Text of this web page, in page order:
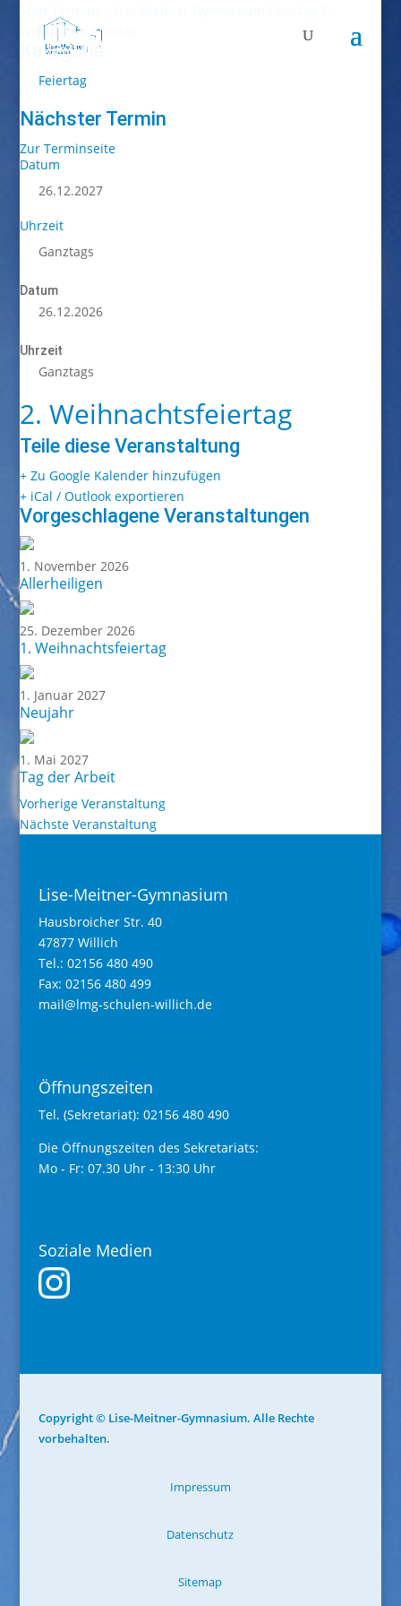
Weihnachtsfeiertag
Kategorie
Feiertag
Nächster Termin
Zur Terminseite
Datum
26.12.2027
Uhrzeit
Ganztags
Datum
26.12.2026
Uhrzeit
Ganztags
2. Weihnachtsfeiertag
Teile diese Veranstaltung
+ Zu Google Kalender hinzufügen
+ iCal / Outlook exportieren
Vorgeschlagene Veranstaltungen
1. November 2026
Allerheiligen
25. Dezember 2026
1. Weihnachtsfeiertag
1. Januar 2027
Neujahr
1. Mai 2027
Tag der Arbeit
Vorherige Veranstaltung
Nächste Veranstaltung
Lise-Meitner-Gymnasium
Hausbroicher Str. 40
47877 Willich
Tel.: 02156 480 490
Fax: 02156 480 499
mail@lmg-schulen-willich.de
Öffnungszeiten
Tel. (Sekretariat): 02156 480 490
Die Öffnungszeiten des Sekretariats:
Mo - Fr: 07.30 Uhr - 13:30 Uhr
Soziale Medien
Copyright © Lise-Meitner-Gymnasium. Alle Rechte
vorbehalten.
Impressum
Datenschutz
Sitemap